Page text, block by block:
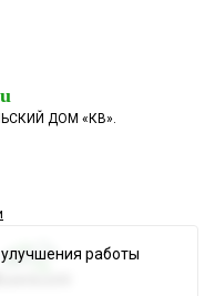
ДОМ «КВ».
работы